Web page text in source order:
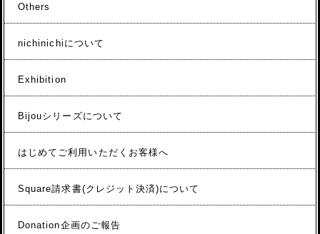
Others
nichinichiについて
Exhibition
Bijouシリーズについて
はじめてご利用いただくお客様へ
Square請求書(クレジット決済)について
Donation企画のご報告